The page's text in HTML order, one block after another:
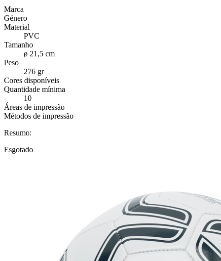
Marca
Género
Material
PVC
Tamanho
ø 21,5 cm
Peso
276 gr
Cores disponíveis
Quantidade mínima
10
Áreas de impressão
Métodos de impressão
Resumo:
Esgotado